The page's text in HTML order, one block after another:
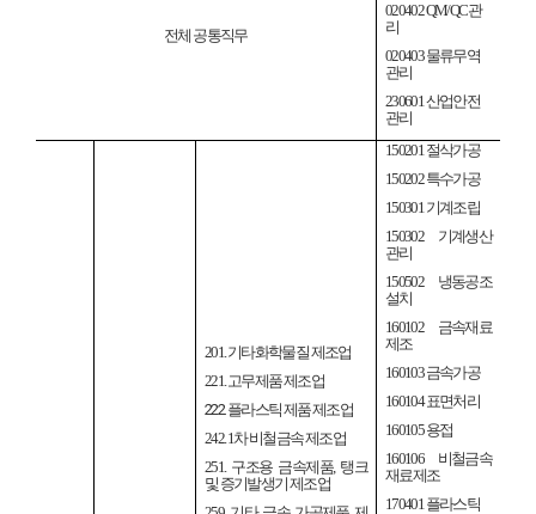
전체 공통직무
020402 QM/QC관
리
020403물류무역
관리
230601산업안전
관리
201.기타화학물질 제조업
221.고무제품 제조업
222.플라스틱 제품 제조업
242. 1차 비철금속 제조업
251. 구조용 금속제품, 탱크
및 증기발생기 제조업
150201절삭가공
150202특수가공
150301기계조립
150302 기계생산
관리
150502 냉동공조
설치
160102 금속재료
제조
160103금속가공
160104표면처리
160105용접
160106 비철금속
재료제조
170401플라스틱